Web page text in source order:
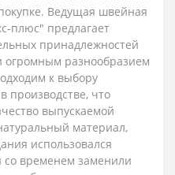
Ведущая швейная
плюс" предлагает
принадлежностей
огромным разнообразием
к выбору
производстве, что
выпускаемой
материал,
использовался
временем заменили